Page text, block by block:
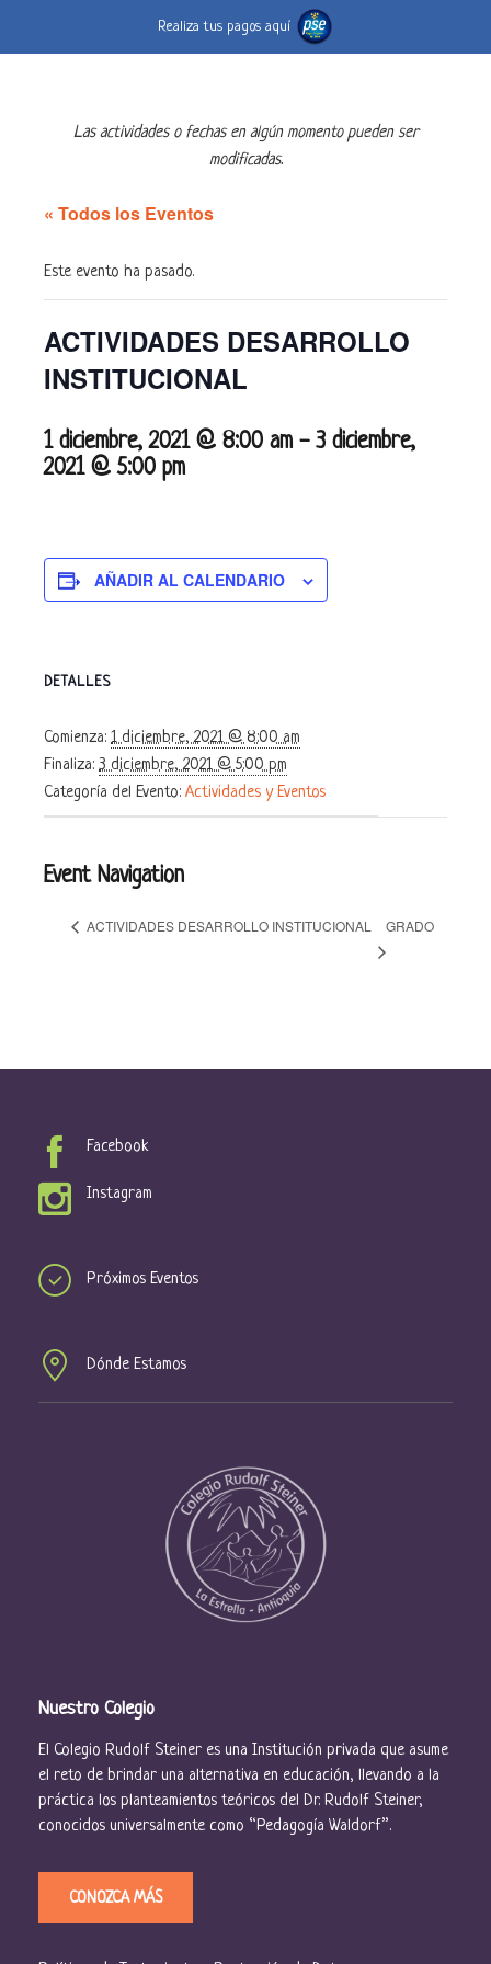
Realiza tus pagos aquí
Las actividades o fechas en algún momento pueden ser
modificadas.
« Todos los Eventos
Este evento ha pasado.
ACTIVIDADES DESARROLLO
INSTITUCIONAL
1 diciembre, 2021 @ 8:00 am - 3 diciembre,
2021 @ 5:00 pm
AÑADIR AL CALENDARIO
DETALLES
Comienza: 1 diciembre, 2021 @ 8:00 am
Finaliza: 3 diciembre, 2021 @ 5:00 pm
Categoría del Evento: Actividades y Eventos
Event Navigation
ACTIVIDADES DESARROLLO INSTITUCIONAL GRADO
Facebook
Instagram
Próximos Eventos
Dónde Estamos
Nuestro Colegio
El Colegio Rudolf Steiner es una Institución privada que asume
el reto de brindar una alternativa en educación, llevando a la
práctica los planteamientos teóricos del Dr. Rudolf Steiner,
conocidos universalmente como “Pedagogía Waldorf”.
CONOZCA MÁS